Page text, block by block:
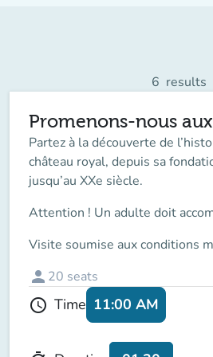
6 results
Promenons-nous
Partez à la découverte de
château royal, depuis sa
jusqu’au XXe siècle.
Attention ! Un adulte doit
Visite soumise aux conditions
person 20 seats
schedule Time 11:00 AM